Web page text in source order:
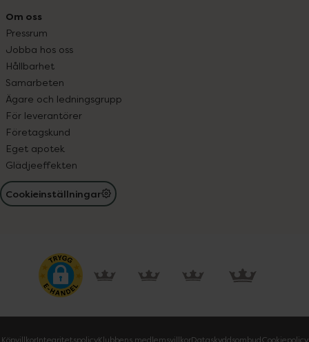
Om oss
Pressrum
Jobba hos oss
Hållbarhet
Samarbeten
Ägare och ledningsgrupp
För leverantörer
Företagskund
Eget apotek
Glädjeeffekten
Cookieinställningar
KöpvillkorIntegritetspolicyKlubbens medlemsvillkorDataskyddsombudCookiepolicy